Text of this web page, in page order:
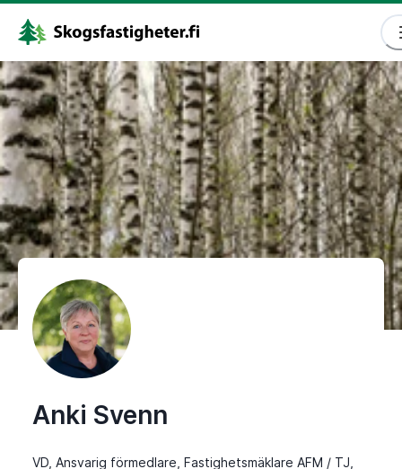
Anki Svenn
VD, Ansvarig förmedlare, Fastighetsmäklare AFM / TJ,